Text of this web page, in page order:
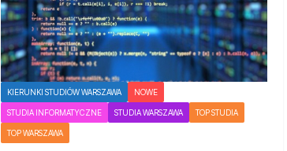
KIERUNKI STUDIÓW WARSZAWA NOWE
STUDIA INFORMATYCZNE STUDIA WARSZAWA TOP STUDIA
TOP WARSZAWA